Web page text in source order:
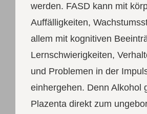
werden. FASD kann mit
Auffälligkeiten,
allem mit kognitiven
Lernschwierigkeiten,
und Problemen in der
einhergehen. Denn Alkohol
Plazenta direkt zum